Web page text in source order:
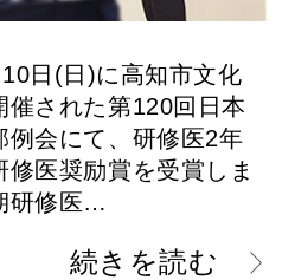
日(日)に高知市文化
催された第120回日本
例会にて、研修医2年
医奨励賞を受賞しま
研修医…
続きを読む